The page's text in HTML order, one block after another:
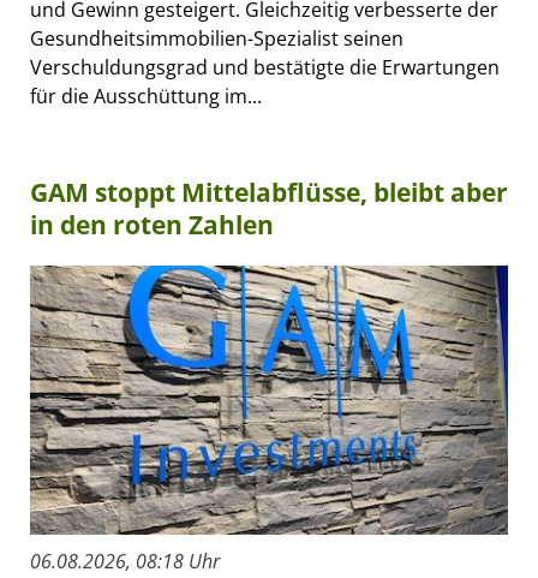
und Gewinn gesteigert. Gleichzeitig verbesserte der
Gesundheitsimmobilien-Spezialist seinen
Verschuldungsgrad und bestätigte die Erwartungen
für die Ausschüttung im...
GAM stoppt Mittelabflüsse, bleibt aber
in den roten Zahlen
06.08.2026, 08:18 Uhr